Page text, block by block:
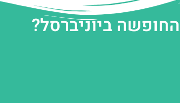
ביוניברסל?